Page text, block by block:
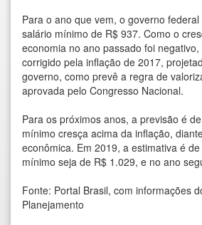
Para o ano que vem, o governo
salário mínimo de R$ 937. Como o
economia no ano passado foi
corrigido pela inflação de 2017,
governo, como prevê a regra de
aprovada pelo Congresso Nacional.
Para os próximos anos, a previsão é
mínimo cresça acima da inflação,
econômica. Em 2019, a estimativa é
mínimo seja de R$ 1.029, e no ano
Fonte: Portal Brasil, com informações
Planejamento